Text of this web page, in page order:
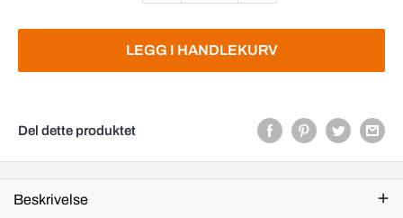
LEGG I HANDLEKURV
Del dette produktet
Beskrivelse